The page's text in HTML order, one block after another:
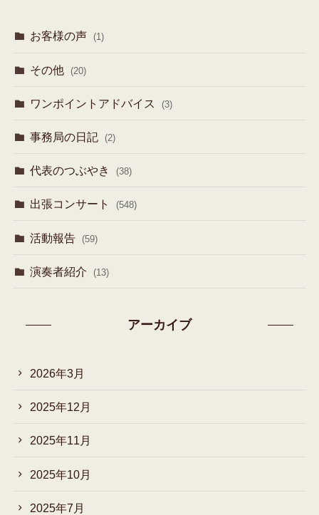
お客様の声 (1)
その他 (20)
ワンポイントアドバイス (3)
事務局の日記 (2)
代表のつぶやき (38)
出張コンサート (548)
活動報告 (59)
演奏者紹介 (13)
アーカイブ
2026年3月
2025年12月
2025年11月
2025年10月
2025年7月